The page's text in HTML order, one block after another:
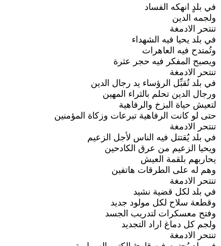
في بلدٍ انهكه الفساد
ولجمه الدين
تنتحر الادمغة
في بلد يحيا فيه الشهداء
وتُمتدح فيه العاهرات
ويصبح المفكر فيه حجر عثرة
تنتحر الادمغة
في بلد تُقبِّل الرؤساء يد رجال الدين
ورجال الدين تحلم بالثراء المهين
لتعيش حياة البزخ والرفاهية
حتى لو كانت الرفاهية تبرعات وزكاة المؤمنين
تنتحر الادمغة
في بلد يُقتتل فيه الناس لأجل الزعيم
ويحيا الزعيم من عرق الكادحين
يحاربهم بلقمة العيش
وهم له على الطرقات هاتفين
تنتحر الادمغة
في بلد لكل قضية نشيد
وقطعة سلاح لكل مولود جديد
وفتح معسكرات لتدريب الجسد
ولجم كل دماغ اراد التجديد
تنتحر الادمغة